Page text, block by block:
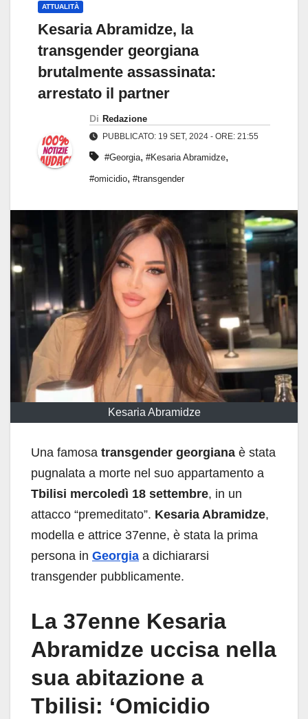
ATTUALITÀ
Kesaria Abramidze, la
transgender georgiana
brutalmente assassinata:
arrestato il partner
Di Redazione
PUBBLICATO: 19 SET, 2024 - ORE: 21:55
#Georgia, #Kesaria Abramidze,
#omicidio, #transgender
Kesaria Abramidze
Una famosa transgender georgiana è stata
pugnalata a morte nel suo appartamento a
Tbilisi mercoledì 18 settembre, in un
attacco “premeditato”. Kesaria Abramidze,
modella e attrice 37enne, è stata la prima
persona in Georgia a dichiararsi
transgender pubblicamente.
La 37enne Kesaria
Abramidze uccisa nella
sua abitazione a
Tbilisi: ‘Omicidio